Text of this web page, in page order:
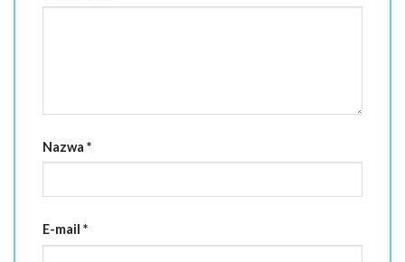
Nazwa *
E-mail *